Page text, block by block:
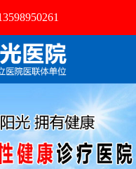
讯] -许昌男科医院